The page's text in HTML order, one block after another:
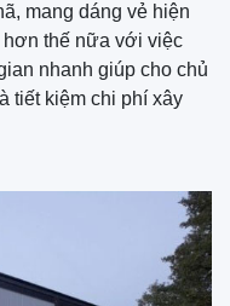
mang dáng vẻ hiện
thế nữa với việc
nhanh giúp cho chủ
tiết kiệm chi phí xây